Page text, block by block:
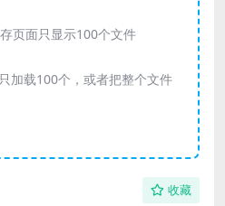
页面只显示100个文件
加载100个，或者把整个文件
收藏